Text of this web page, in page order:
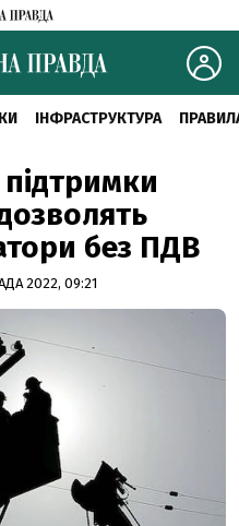
ІНФРАСТРУКТУРА
без ПДВ
2022, 09:21